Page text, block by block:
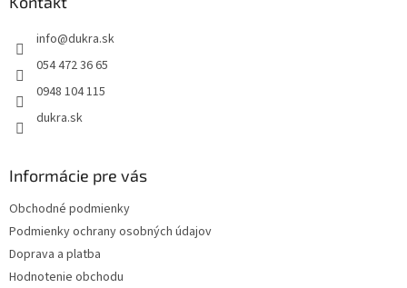
info@dukra.sk
054 472 36 65
0948 104 115
dukra.sk
Informácie pre vás
Obchodné podmienky
Podmienky ochrany osobných údajov
Doprava a platba
Hodnotenie obchodu